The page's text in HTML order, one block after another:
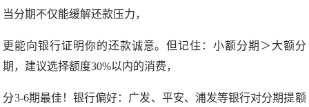
当分期不仅能缓解还款压力，
更能向银行证明你的还款诚意。但记住：小额分期＞大额分
期，建议选择额度30%以内的消费，
分3-6期最佳！ 银行偏好：广发、平安、浦发等银行对分期提额